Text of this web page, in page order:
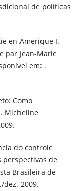
de políticas
en Amerique I.
par Jean-Marie
em: .
Como
Micheline
do controle
perspectivas de
Brasileira de
dez. 2009.